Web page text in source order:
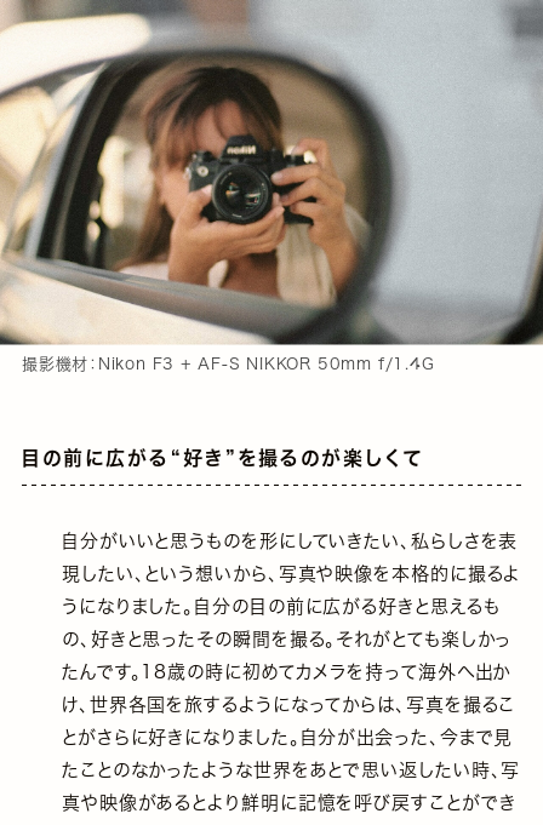
撮影機材：Nikon F3 + AF-S NIKKOR 50mm f/1.4G
目の前に広がる“好き”を撮るのが楽しくて
自分がいいと思うものを形にしていきたい、私らしさを表
現したい、という想いから、写真や映像を本格的に撮るよ
うになりました。自分の目の前に広がる好きと思えるも
の、好きと思ったその瞬間を撮る。それがとても楽しかっ
たんです。18歳の時に初めてカメラを持って海外へ出か
け、世界各国を旅するようになってからは、写真を撮るこ
とがさらに好きになりました。自分が出会った、今まで見
たことのなかったような世界をあとで思い返したい時、写
真や映像があるとより鮮明に記憶を呼び戻すことができ